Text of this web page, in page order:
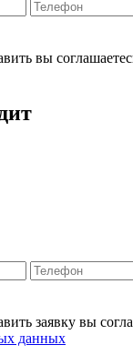
вы
заявку вы
данных